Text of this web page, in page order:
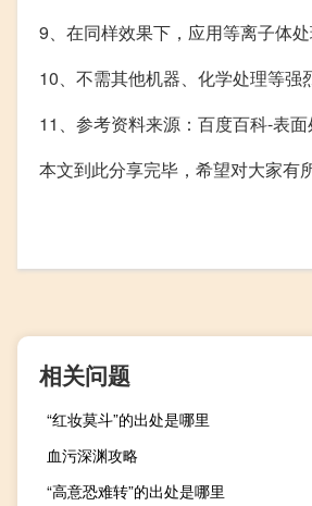
9、在同样效果下，应用等离子体
10、不需其他机器、化学处理等强
11、参考资料来源：百度百科-表面
本文到此分享完毕，希望对大家有
相关问题
“红妆莫斗”的出处是哪里
血污深渊攻略
“高意恐难转”的出处是哪里